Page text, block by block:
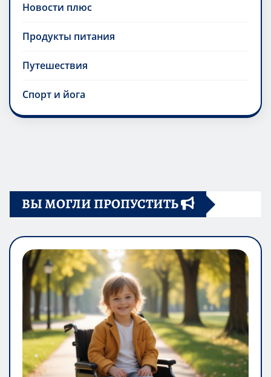
Новости плюс
Продукты питания
Путешествия
Спорт и йога
ВЫ МОГЛИ ПРОПУСТИТЬ